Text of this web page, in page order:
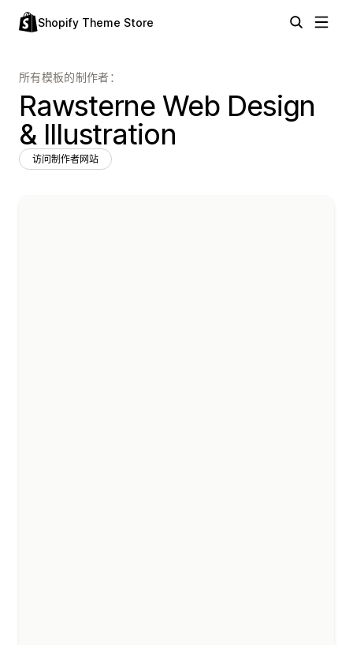
Shopify Theme Store
所有模板的制作者：
Rawsterne Web Design
& Illustration
访问制作者网站